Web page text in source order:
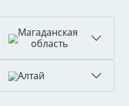
Магаданская
область
Алтай